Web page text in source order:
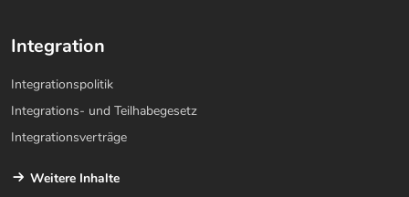
Integration
Integrationspolitik
Integrations- und Teilhabegesetz
Integrationsverträge
Weitere Inhalte